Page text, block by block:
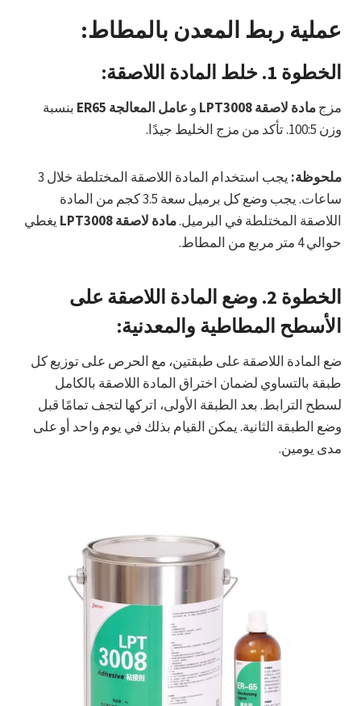
عملية ربط المعدن بالمطاط:
الخطوة 1. خلط المادة اللاصقة:
مزجمادة لاصقة LPT3008 وعامل المعالجة ER65
بنسبة
وزن 100:5. تأكد من مزج الخليط جيدًا.
ملحوظة:
يجب استخدام المادة اللاصقة المختلطة خلال 3
ساعات. يجب وضع كل برميل سعة 3.5 كجم من المادة
اللاصقة المختلطة في البرميل.مادة لاصقة LPT3008
يغطي
حوالي 4 متر مربع من المطاط.
الخطوة 2.
وضع المادة اللاصقة على
الأسطح المطاطية والمعدنية:
ضع المادة اللاصقة على طبقتين، مع الحرص على توزيع كل
طبقة بالتساوي لضمان اختراق المادة اللاصقة بالكامل
لسطح الترابط. بعد الطبقة الأولى، اتركها لتجف تمامًا قبل
وضع الطبقة الثانية. يمكن القيام بذلك في يوم واحد أو على
مدى يومين.